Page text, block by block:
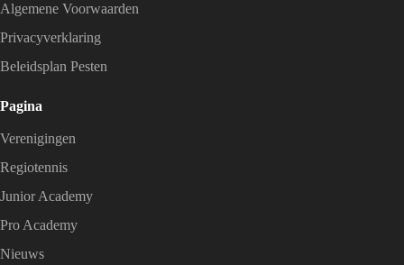
Algemene Voorwaarden
Privacyverklaring
Beleidsplan Pesten
Pagina
Verenigingen
Regiotennis
Junior Academy
Pro Academy
Nieuws